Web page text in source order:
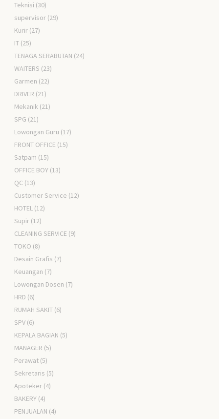
Teknisi (30)
supervisor (29)
Kurir (27)
IT (25)
TENAGA SERABUTAN (24)
WAITERS (23)
Garmen (22)
DRIVER (21)
Mekanik (21)
SPG (21)
Lowongan Guru (17)
FRONT OFFICE (15)
Satpam (15)
OFFICE BOY (13)
QC (13)
Customer Service (12)
HOTEL (12)
Supir (12)
CLEANING SERVICE (9)
TOKO (8)
Desain Grafis (7)
Keuangan (7)
Lowongan Dosen (7)
HRD (6)
RUMAH SAKIT (6)
SPV (6)
KEPALA BAGIAN (5)
MANAGER (5)
Perawat (5)
Sekretaris (5)
Apoteker (4)
BAKERY (4)
PENJUALAN (4)